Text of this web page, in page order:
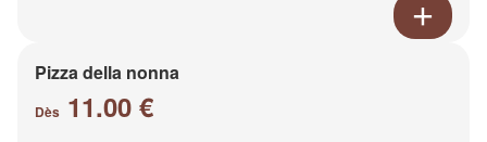
Pizza della nonna
Dès 11.00 €